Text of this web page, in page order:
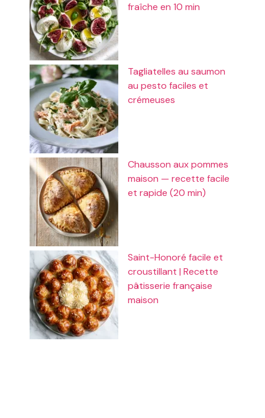
fraîche en 10 min
Tagliatelles au saumon
au pesto faciles et
crémeuses
Chausson aux pommes
maison — recette facile
et rapide (20 min)
Saint-Honoré facile et
croustillant | Recette
pâtisserie française
maison